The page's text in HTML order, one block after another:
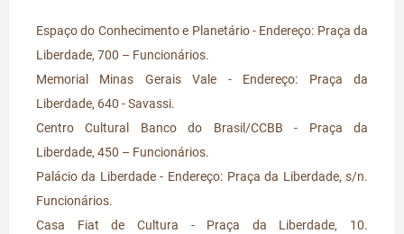
Espaço do Conhecimento e Planetário - Endereço: Praça da
Liberdade, 700 – Funcionários.
Memorial Minas Gerais Vale - Endereço: Praça da
Liberdade, 640 - Savassi.
Centro Cultural Banco do Brasil/CCBB - Praça da
Liberdade, 450 – Funcionários.
Palácio da Liberdade - Endereço: Praça da Liberdade, s/n.
Funcionários.
Casa Fiat de Cultura
- Praça da Liberdade, 10.